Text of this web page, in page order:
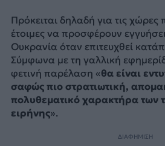
Πρόκειται δηλαδή για τις
έτοιμες να προσφέρουν
Ουκρανία όταν επιτευχθεί
Σύμφωνα με τη γαλλική
φετινή παρέλαση «θα είναι
σαφώς πιο στρατιωτική,
πολυθεματικό χαρακτήρα των
ειρήνης».
ΔΙΑΦΗΜΙΣΗ